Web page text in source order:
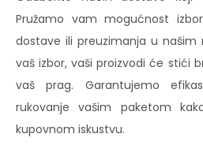
Pružamo vam mogućnost
dostave ili preuzimanja u našim
vaš izbor, vaši proizvodi će stići
vaš prag. Garantujemo
rukovanje vašim paketom
kupovnom iskustvu.